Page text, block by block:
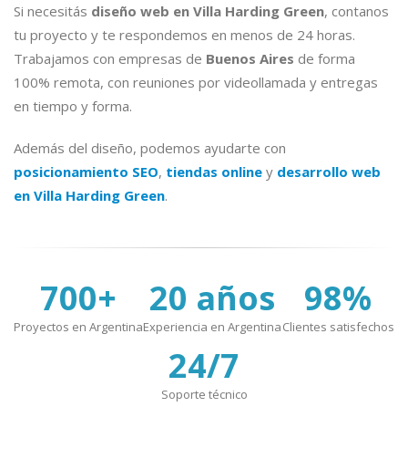
Si necesitás diseño web en Villa Harding Green, contanos
tu proyecto y te respondemos en menos de 24 horas.
Trabajamos con empresas de Buenos Aires de forma
100% remota, con reuniones por videollamada y entregas
en tiempo y forma.
Además del diseño, podemos ayudarte con
posicionamiento SEO, tiendas online y desarrollo web
en Villa Harding Green.
700+
Proyectos en Argentina
20 años
Experiencia en Argentina
98%
Clientes satisfechos
24/7
Soporte técnico